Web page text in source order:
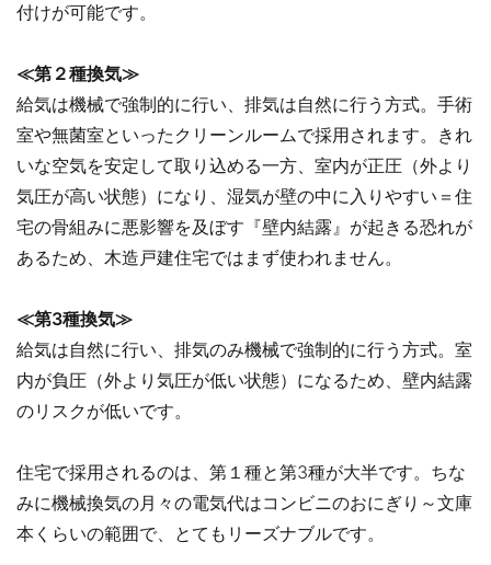
付けが可能です。
≪第２種換気≫
給気は機械で強制的に行い、排気は自然に行う方式。手術
室や無菌室といったクリーンルームで採用されます。きれ
いな空気を安定して取り込める一方、室内が正圧（外より
気圧が高い状態）になり、湿気が壁の中に入りやすい＝住
宅の骨組みに悪影響を及ぼす『壁内結露』が起きる恐れが
あるため、木造戸建住宅ではまず使われません。
≪第3種換気≫
給気は自然に行い、排気のみ機械で強制的に行う方式。室
内が負圧（外より気圧が低い状態）になるため、壁内結露
のリスクが低いです。
住宅で採用されるのは、第１種と第3種が大半です。ちな
みに機械換気の月々の電気代はコンビニのおにぎり～文庫
本くらいの範囲で、とてもリーズナブルです。